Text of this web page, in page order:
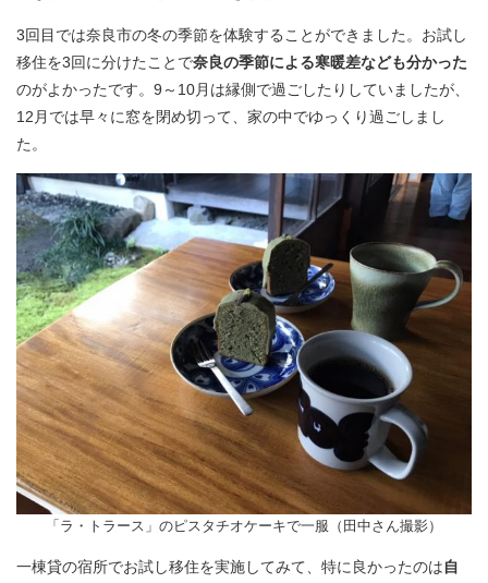
3回目では奈良市の冬の季節を体験することができました。お試し
移住を3回に分けたことで奈良の季節による寒暖差なども分かった
のがよかったです。9～10月は縁側で過ごしたりしていましたが、
12月では早々に窓を閉め切って、家の中でゆっくり過ごしまし
た。
「​ラ・トラース」のピスタチオケーキで一服（田中さん撮影）
一棟貸の宿所でお試し移住を実施してみて、特に良かったのは自